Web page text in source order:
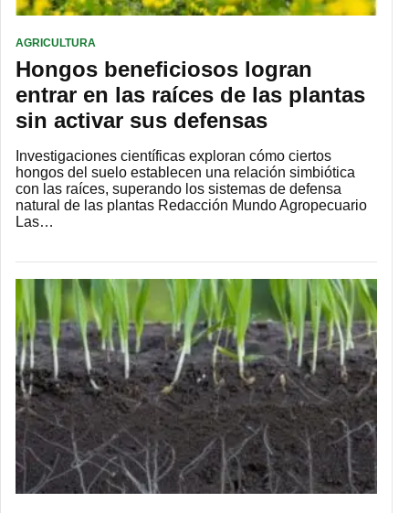
AGRICULTURA
Hongos beneficiosos logran
entrar en las raíces de las plantas
sin activar sus defensas
Investigaciones científicas exploran cómo ciertos
hongos del suelo establecen una relación simbiótica
con las raíces, superando los sistemas de defensa
natural de las plantas Redacción Mundo Agropecuario
Las…